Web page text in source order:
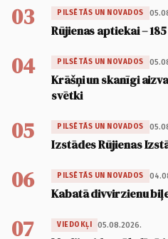
03 PILSĒTĀS UN NOVADOS
Rūjienas aptiekai – 185
04 PILSĒTĀS UN NOVADOS
Krāšņi un skanīgi
svētki
05 PILSĒTĀS UN NOVADOS
Izstādes Rūjienas
06 PILSĒTĀS UN NOVADOS
Kabatā divvirzienu
07 VIEDOKĻI 05.08.2026.